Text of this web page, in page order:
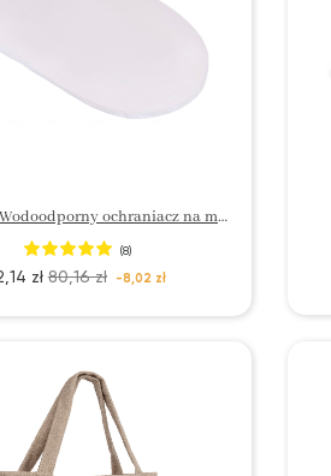
my junior Wodoodporny ochraniacz na materac
(8)
zł 80,16 zł -8,02 zł